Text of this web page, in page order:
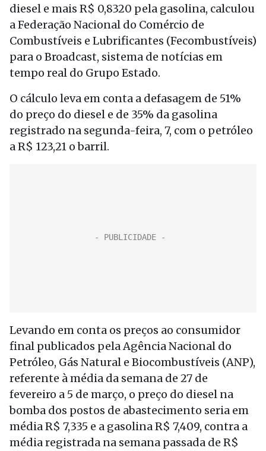
diesel e mais R$ 0,8320 pela gasolina, calculou
a Federação Nacional do Comércio de
Combustíveis e Lubrificantes (Fecombustíveis)
para o Broadcast, sistema de notícias em
tempo real do Grupo Estado.
O cálculo leva em conta a defasagem de 51%
do preço do diesel e de 35% da gasolina
registrado na segunda-feira, 7, com o petróleo
a R$ 123,21 o barril.
Levando em conta os preços ao consumidor
final publicados pela Agência Nacional do
Petróleo, Gás Natural e Biocombustíveis (ANP),
referente à média da semana de 27 de
fevereiro a 5 de março, o preço do diesel na
bomba dos postos de abastecimento seria em
média R$ 7,335 e a gasolina R$ 7,409, contra a
média registrada na semana passada de R$